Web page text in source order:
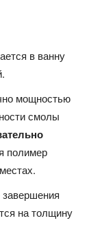
в ванну
мощностью
смолы
полимер
на толщину